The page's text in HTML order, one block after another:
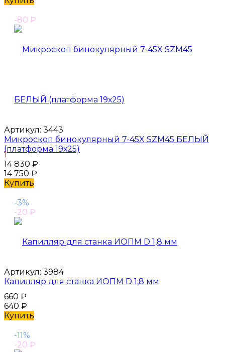
-80 ₽
Артикул: 3443
Микроскоп бинокулярный 7-45X SZM45 БЕЛЫЙ
(платформа 19х25)
1
14 830 ₽
14 750 ₽
Купить
-3%
-20 ₽
Артикул: 3984
Капилляр для станка ИОПМ D 1,8 мм
660 ₽
640 ₽
Купить
-11%
-20 ₽